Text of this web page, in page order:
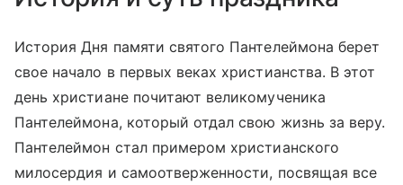
История Дня памяти святого Пантелеймона берет
свое начало в первых веках христианства. В этот
день христиане почитают великомученика
Пантелеймона, который отдал свою жизнь за веру.
Пантелеймон стал примером христианского
милосердия и самоотверженности, посвящая все